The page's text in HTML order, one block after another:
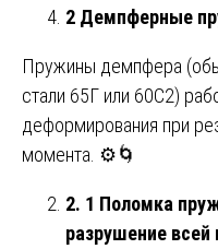
2 Демпферные
Пружины демпфера
стали 65Г или 60С2)
деформирования при
момента. ⚙️🌀
2. 1 Поломка
разрушение